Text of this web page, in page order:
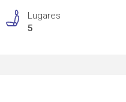
Lugares
5